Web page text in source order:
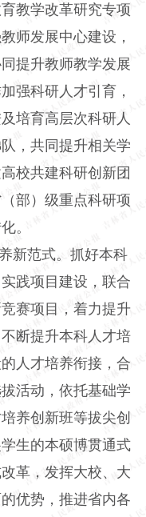
教学改革研究专项
师发展中心建设，
提升教师教学发展
强科研人才引育，
培育高层次科研人
，共同提升相关学
校共建科研创新团
部）级重点科研项
。
范式。抓好本科
践项目建设，联合
赛项目，着力提升
断提升本科人才培
人才培养衔接，合
活动，依托基础学
养创新班等拔尖创
生的本硕博贯通式
革，发挥大校、大
优势，推进省内各